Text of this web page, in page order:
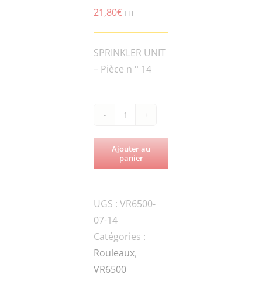
21,80€ HT
SPRINKLER UNIT
– Pièce n ° 14
de
VR6500-
ROL6.5-
HYDRAULIC
Ajouter au
panier
UGS : VR6500-
07-14
Catégories :
Rouleaux,
VR6500